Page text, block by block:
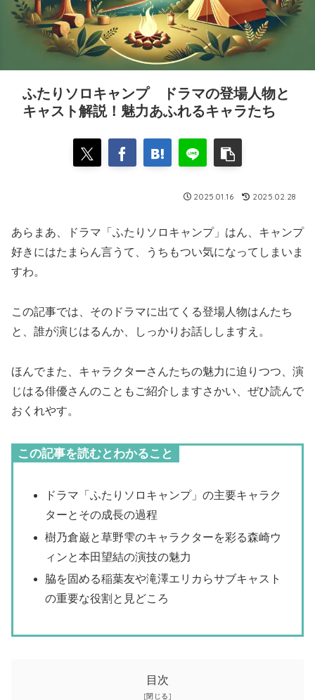
ふたりソロキャンプ ドラマの登場人物と
キャスト解説！魅力あふれるキャラたち
2025.01.16 2025.02.28
あらまあ、ドラマ「ふたりソロキャンプ」はん、キャンプ
好きにはたまらん言うて、うちもつい気になってしまいま
すわ。
この記事では、そのドラマに出てくる登場人物はんたち
と、誰が演じはるんか、しっかりお話ししますえ。
ほんでまた、キャラクターさんたちの魅力に迫りつつ、演
じはる俳優さんのこともご紹介しますさかい、ぜひ読んで
おくれやす。
この記事を読むとわかること
ドラマ「ふたりソロキャンプ」の主要キャラク
ターとその成長の過程
樹乃倉巌と草野雫のキャラクターを彩る森崎ウ
ィンと本田望結の演技の魅力
脇を固める稲葉友や滝澤エリカらサブキャスト
の重要な役割と見どころ
目次